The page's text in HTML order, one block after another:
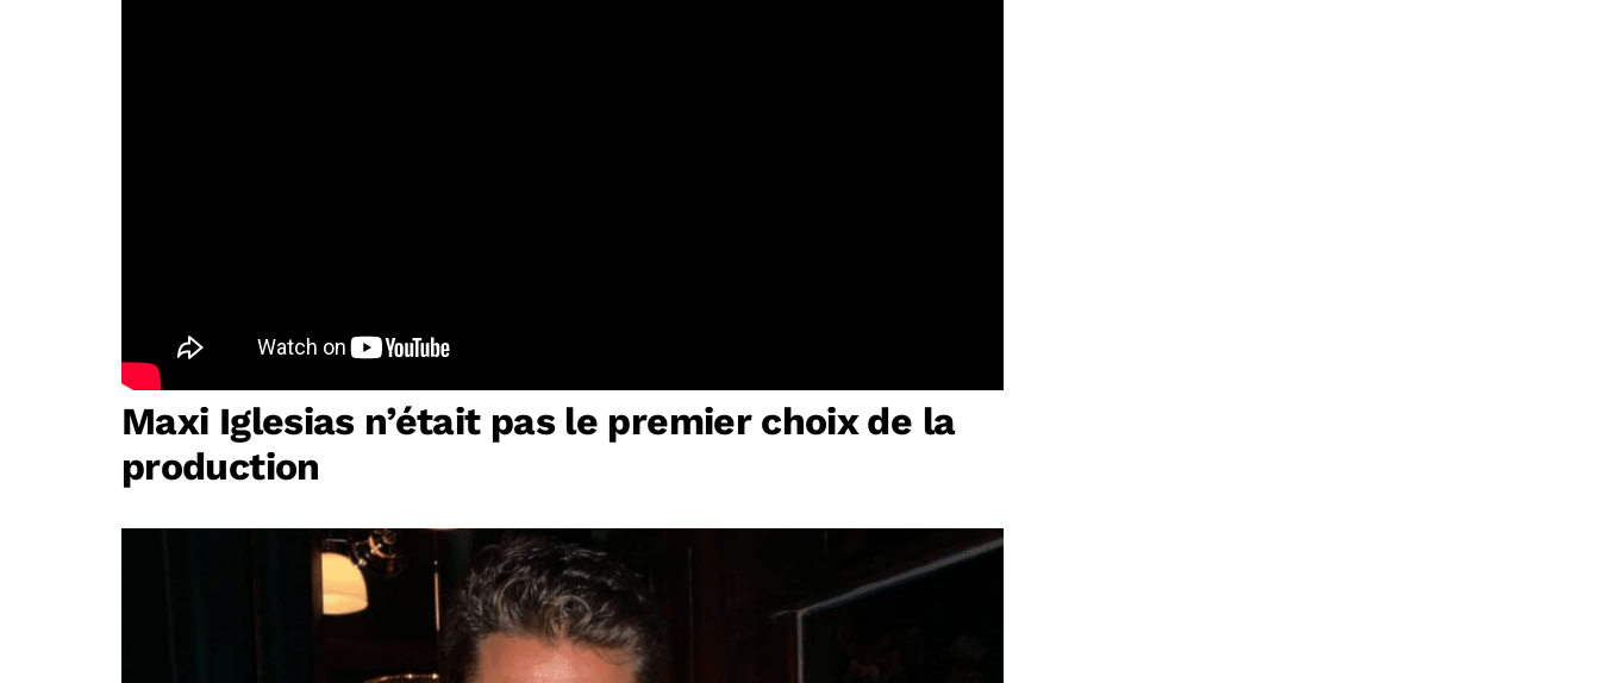
Maxi Iglesias n’était pas le premier choix de la
production